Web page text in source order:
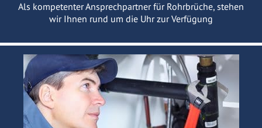
Als kompetenter Ansprechpartner für Rohrbrüche, stehen
wir Ihnen rund um die Uhr zur Verfügung